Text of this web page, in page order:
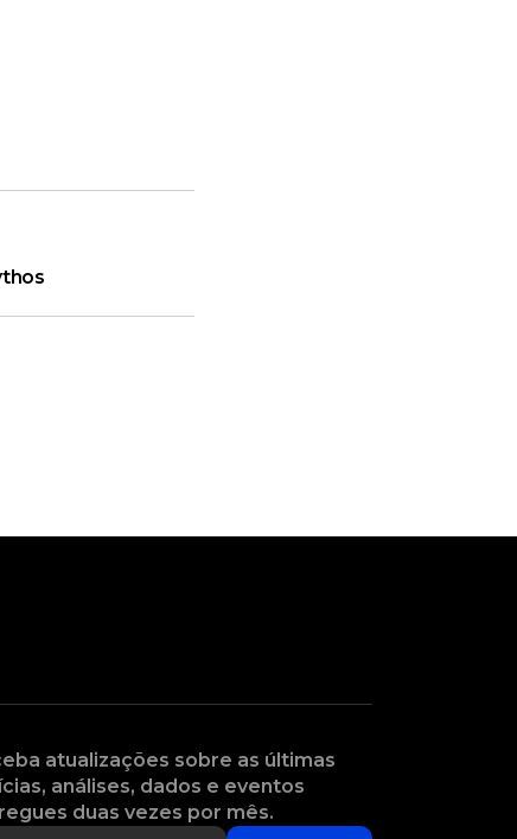
atualizações sobre as últimas
análises, dados e eventos
duas vezes por mês.